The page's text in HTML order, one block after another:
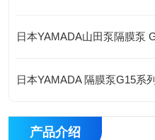
日本YAMADA 隔膜泵G15系列
产品介绍